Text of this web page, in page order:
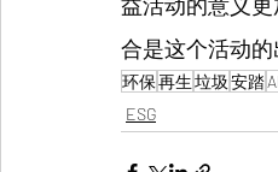
益活动的意义
合是这个活动的
环保再生垃圾安踏
ESG